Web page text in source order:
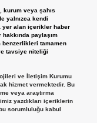
kurum veya şahıs
yalnızca kendi
yer alan içerikler haber
paylaşım
benzerlikleri tamamen
tavsiye niteliği
ve İletişim Kurumu
hizmet vermektedir. Bu
veya araştırma
yazdıkları içeriklerin
sorumluluğu kabul